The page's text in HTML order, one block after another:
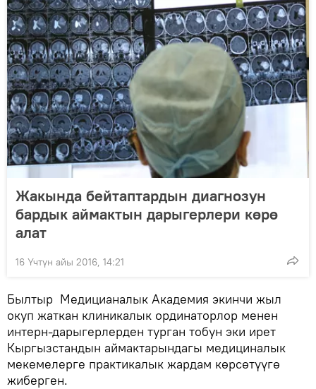
Жакында бейтаптардын диагнозун
бардык аймактын дарыгерлери көрө
алат
16 Үчтүн айы 2016, 14:21
Былтыр Медицианалык Академия экинчи жыл
окуп жаткан клиникалык ординаторлор менен
интерн-дарыгерлерден турган тобун эки ирет
Кыргызстандын аймактарындагы медициналык
мекемелерге практикалык жардам көрсөтүүгө
жиберген.